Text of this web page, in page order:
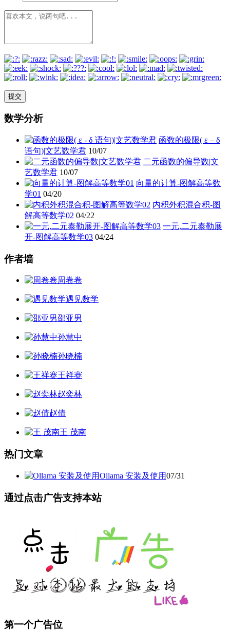
数学分析
函数的极限( ε – δ
语句)|文艺数学君 10/07
二元函数的偏导数|文
艺数学君 10/07
向量的计算-图解高等数
学01 04/20
内积外积混合积-图
解高等数学02 04/22
一元,二元泰勒展
开-图解高等数学03 04/24
作者墙
周卷卷
遇见数学
邵亚男
孙慧中
孙晓楠
王祥赛
赵奕林
赵倩
王 茂南
热门文章
Ollama 安装及使用07/31
通过点击广告支持本站
第一个广告位